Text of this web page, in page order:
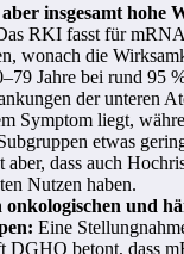
aber insgesamt hohe
RKI fasst für
wonach die
Jahre bei rund 95
der unteren
Symptom liegt,
etwas
aber, dass auch
Nutzen haben.
und
Eine
DGHO betont, dass